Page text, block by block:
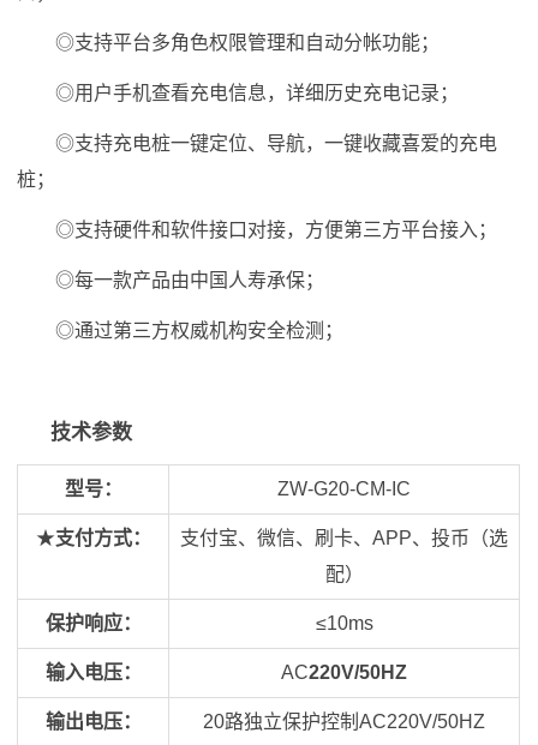
◎支持平台多角色权限管理和自动分帐功能；
◎用户手机查看充电信息，详细历史充电记录；
◎支持充电桩一键定位、导航，一键收藏喜爱的充电
桩；
◎支持硬件和软件接口对接，方便第三方平台接入；
◎每一款产品由中国人寿承保；
◎通过第三方权威机构安全检测；
技术参数
型号： ZW-G20-CM-IC
★支付方式：
支付宝、微信、刷卡、APP、投币（选
配）
保护响应： ≤10ms
输入电压： AC220V/50HZ
输出电压： 20路独立保护控制AC220V/50HZ